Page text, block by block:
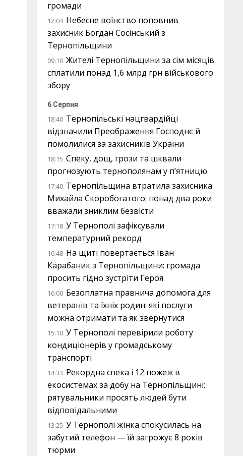
громади
12:04 Небесне воїнство поповнив
захисник Богдан Сосінський з
Тернопільщини
09:10 Жителі Тернопільщини за сім місяців
сплатили понад 1,6 млрд грн військового
збору
6 Серпня
18:40 Тернопільські нацгвардійці
відзначили Преображення Господнє й
помолилися за захисників України
18:15 Спеку, дощ, грози та шквали
прогнозують тернополянам у п’ятницю
17:40 Тернопільщина втратила захисника
Михайла Скоробогатого: понад два роки
вважали зниклим безвісти
17:18 У Тернополі зафіксували
температурний рекорд
16:48 На щиті повертається Іван
Карабаник з Тернопільщини: громада
просить гідно зустріти Героя
16:00 Безоплатна правнича допомога для
ветеранів та їхніх родин: які послуги
можна отримати та як звернутися
15:10 У Тернополі перевірили роботу
кондиціонерів у громадському
транспорті
14:33 Рекордна спека і 12 пожеж в
екосистемах за добу на Тернопільщині:
рятувальники просять людей бути
відповідальними
13:25 У Тернополі жінка спокусилась на
забутий телефон — їй загрожує 8 років
тюрми